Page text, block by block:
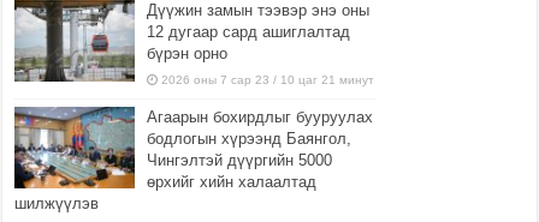
Дүүжин замын тээвэр энэ оны
12 дугаар сард ашиглалтад
бүрэн орно
2026 оны 7 сар 23 / 10 цаг 21 минут
Агаарын бохирдлыг бууруулах
бодлогын хүрээнд Баянгол,
Чингэлтэй дүүргийн 5000
өрхийг хийн халаалтад
шилжүүлэв